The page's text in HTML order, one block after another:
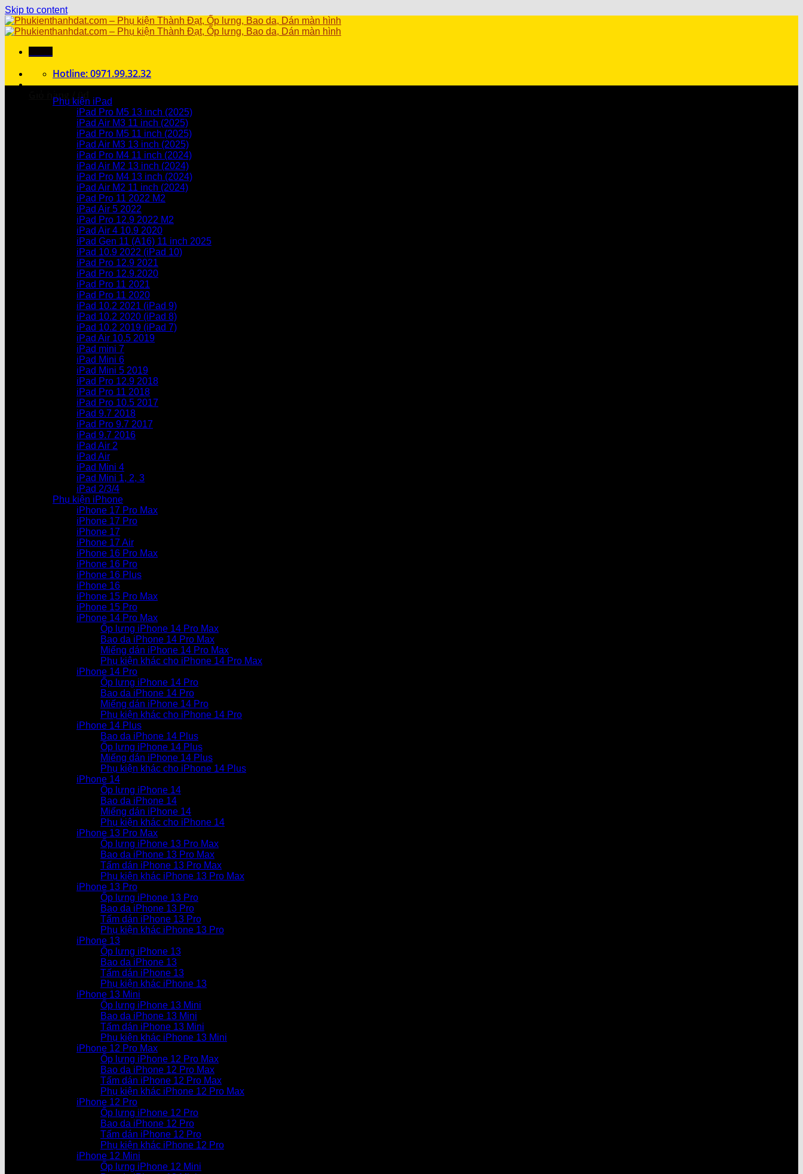
Skip to content
Hotline: 0971.99.32.32
Giỏ hàng / 0₫
Chưa có sản phẩm trong giỏ hàng.
Chưa có sản phẩm trong giỏ hàng.
Phụ kiện iPad
iPad Pro M5 13 inch (2025)
iPad Air M3 11 inch (2025)
iPad Pro M5 11 inch (2025)
iPad Air M3 13 inch (2025)
iPad Pro M4 11 inch (2024)
iPad Air M2 13 inch (2024)
iPad Pro M4 13 inch (2024)
iPad Air M2 11 inch (2024)
iPad Pro 11 2022 M2
iPad Air 5 2022
iPad Pro 12.9 2022 M2
iPad Air 4 10.9 2020
iPad Gen 11 (A16) 11 inch 2025
iPad 10.9 2022 (iPad 10)
iPad Pro 12.9 2021
iPad Pro 12.9.2020
iPad Pro 11 2021
iPad Pro 11 2020
iPad 10.2 2021 (iPad 9)
iPad 10.2 2020 (iPad 8)
iPad 10.2 2019 (iPad 7)
iPad Air 10.5 2019
iPad mini 7
iPad Mini 6
iPad Mini 5 2019
iPad Pro 12.9 2018
iPad Pro 11 2018
iPad Pro 10.5 2017
iPad 9.7 2018
iPad Pro 9.7 2017
iPad 9.7 2016
iPad Air 2
iPad Air
iPad Mini 4
iPad Mini 1, 2, 3
iPad 2/3/4
Phụ kiện iPhone
iPhone 17 Pro Max
iPhone 17 Pro
iPhone 17
iPhone 17 Air
iPhone 16 Pro Max
iPhone 16 Pro
iPhone 16 Plus
iPhone 16
iPhone 15 Pro Max
iPhone 15 Pro
iPhone 14 Pro Max
Ốp lưng iPhone 14 Pro Max
Bao da iPhone 14 Pro Max
Miếng dán iPhone 14 Pro Max
Phụ kiện khác cho iPhone 14 Pro Max
iPhone 14 Pro
Ốp lưng iPhone 14 Pro
Bao da iPhone 14 Pro
Miếng dán iPhone 14 Pro
Phụ kiện khác cho iPhone 14 Pro
iPhone 14 Plus
Bao da iPhone 14 Plus
Ốp lưng iPhone 14 Plus
Miếng dán iPhone 14 Plus
Phụ kiện khác cho iPhone 14 Plus
iPhone 14
Ốp lưng iPhone 14
Bao da iPhone 14
Miếng dán iPhone 14
Phụ kiện khác cho iPhone 14
iPhone 13 Pro Max
Ốp lưng iPhone 13 Pro Max
Bao da iPhone 13 Pro Max
Tấm dán iPhone 13 Pro Max
Phụ kiện khác iPhone 13 Pro Max
iPhone 13 Pro
Ốp lưng iPhone 13 Pro
Bao da iPhone 13 Pro
Tấm dán iPhone 13 Pro
Phụ kiện khác iPhone 13 Pro
iPhone 13
Ốp lưng iPhone 13
Bao da iPhone 13
Tấm dán iPhone 13
Phụ kiện khác iPhone 13
iPhone 13 Mini
Ốp lưng iPhone 13 Mini
Bao da iPhone 13 Mini
Tấm dán iPhone 13 Mini
Phụ kiện khác iPhone 13 Mini
iPhone 12 Pro Max
Ốp lưng iPhone 12 Pro Max
Bao da iPhone 12 Pro Max
Tấm dán iPhone 12 Pro Max
Phụ kiện khác iPhone 12 Pro Max
iPhone 12 Pro
Ốp lưng iPhone 12 Pro
Bao da iPhone 12 Pro
Tấm dán iPhone 12 Pro
Phụ kiện khác iPhone 12 Pro
iPhone 12 Mini
Ốp lưng iPhone 12 Mini